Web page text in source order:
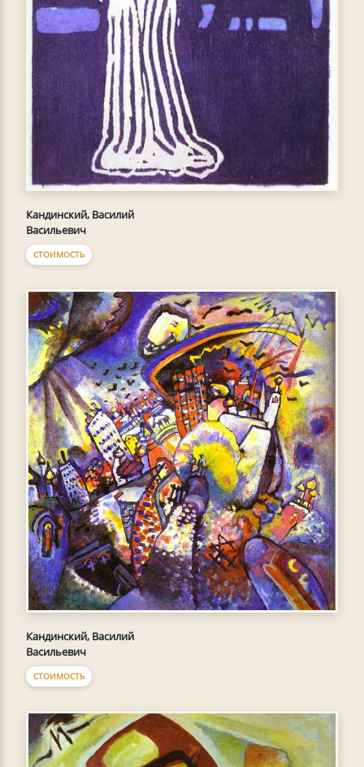
Кандинский, Василий
Васильевич
СТОИМОСТЬ
Кандинский, Василий
Васильевич
СТОИМОСТЬ